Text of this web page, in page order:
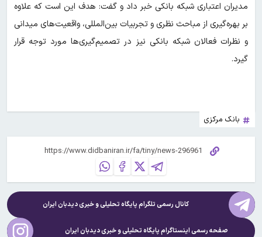
مدیران اعتباری شبکه بانکی خبر داد و گفت: هدف این است که علاوه
بر بهره‌گیری از مباحث نظری و تجربیات بین‌المللی، واقعیت‌های میدانی
و نظرات فعالان شبکه بانکی نیز در تصمیم‌گیری‌ها مورد توجه قرار
گیرد.
بانک مرکزی
کانال رسمی تلگرام پایگاه تحلیلی و خبریدیدبان ایران
صفحه رسمی اینستاگرام پایگاه تحلیلی و خبریدیدبان ایران